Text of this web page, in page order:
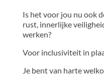
Is het voor jou nu ook
rust, innerlijke
werken?
Voor inclusiviteit in
Je bent van harte